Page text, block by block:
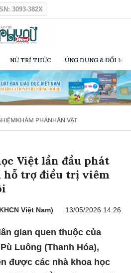
3093-382X
NỮ TRÍ THỨC ỨNG DỤNG & ĐỔI
KHÁM PHÁNHÂN VẬT
Việt lần đầu phát
hỗ trợ điều trị viêm
Việt Nam) 13/05/2026 14:26
gian quen thuộc của
Luông (Thanh Hóa),
được các nhà khoa học